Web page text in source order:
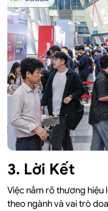
3. Lời Kết
Việc nắm rõ thương hiệu
theo ngành và vai trò